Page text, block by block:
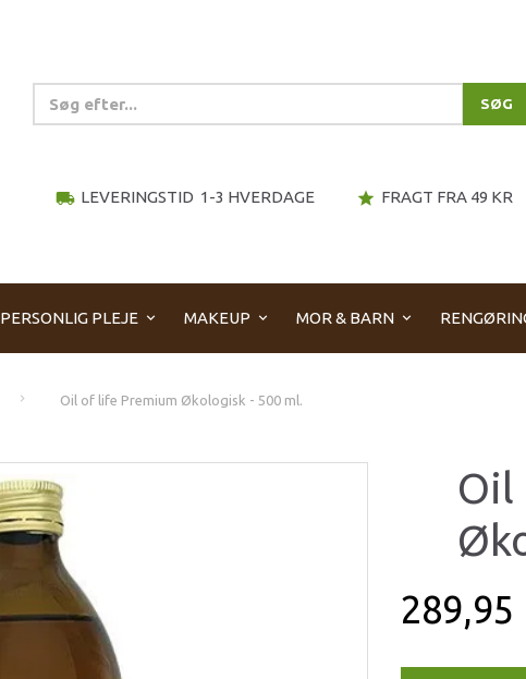
SØG
local_shipping LEVERINGSTID 1-3 HVERDAGE star FRAGT FRA 49 KR
PERSONLIG PLEJE MAKEUP MOR & BARN
Oil of life Premium Økologisk - 500 ml.
Oil
289,95